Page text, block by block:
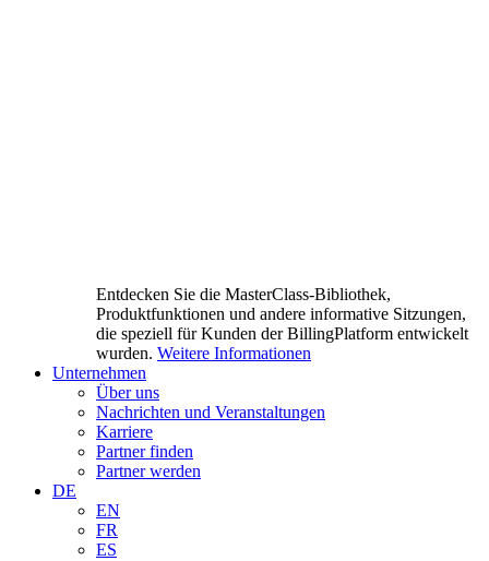
Entdecken Sie die MasterClass-Bibliothek,
Produktfunktionen und andere informative Sitzungen,
die speziell für Kunden der BillingPlatform entwickelt
wurden. Weitere Informationen
Unternehmen
Über uns
Nachrichten und Veranstaltungen
Karriere
Partner finden
Partner werden
DE
EN
FR
ES